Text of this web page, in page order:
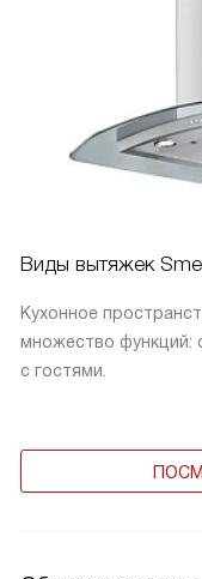
Виды вытяжек
Кухонное
множество функций:
с гостями.